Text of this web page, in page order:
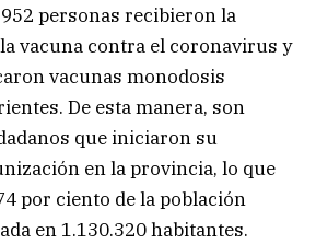
personas recibieron la
vacuna contra el coronavirus y
vacunas monodosis
De esta manera, son
que iniciaron su
en la provincia, lo que
por ciento de la población
en 1.130.320 habitantes.